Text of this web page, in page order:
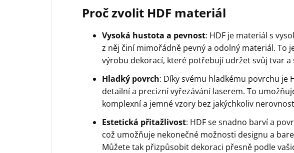
Proč zvolit HDF materiál
Vysoká hustota a pevnost: HDF je materiál s
z něj činí mimořádně pevný a odolný materiál. To
výrobu dekorací, které potřebují udržet svůj tvar a
Hladký povrch: Díky svému hladkému povrchu je
detailní a precizní vyřezávání laserem. To
komplexní a jemné vzory bez jakýchkoliv
Estetická přitažlivost: HDF se snadno barví a
což umožňuje nekonečné možnosti designu a
Můžete tak přizpůsobit dekoraci přesně podle